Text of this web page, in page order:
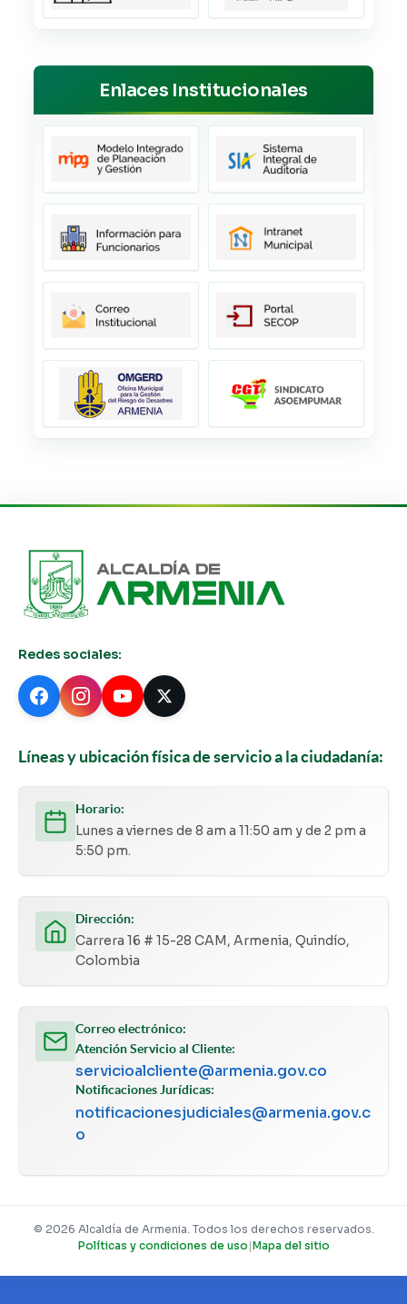
Enlaces Institucionales
Redes sociales:
Líneas y ubicación física de servicio a la ciudadanía:
Horario:
Lunes a viernes de 8 am a 11:50 am y de 2 pm a
5:50 pm.
Dirección:
Carrera 16 # 15-28 CAM, Armenia, Quindío,
Colombia
Correo electrónico:
Atención Servicio al Cliente:
servicioalcliente@armenia.gov.co
Notificaciones Jurídicas:
notificacionesjudiciales@armenia.gov.c
o
© 2026 Alcaldía de Armenia. Todos los derechos reservados.
Políticas y condiciones de uso |Mapa del sitio